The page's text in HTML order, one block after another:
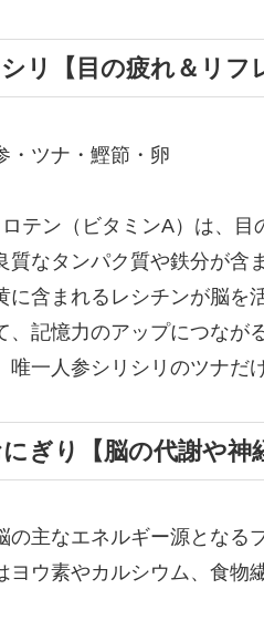
リ【目の疲れ＆リフ
・ツナ・鰹節・卵
テン（ビタミンA）は、
質なタンパク質や鉄分が含
に含まれるレシチンが脳を
、記憶力のアップにつなが
唯一人参シリシリのツナだ
ぎり【脳の代謝や神
の主なエネルギー源となる
ヨウ素やカルシウム、食物